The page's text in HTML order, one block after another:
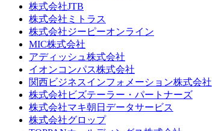
株式会社JTB
株式会社ミトラス
株式会社ジーピーオンライン
MIC株式会社
アディッシュ株式会社
イオンコンパス株式会社
関西ビジネスインフォメーション株式会社
株式会社ビズテーラー・パートナーズ
株式会社マキ朝日データサービス
株式会社グロップ